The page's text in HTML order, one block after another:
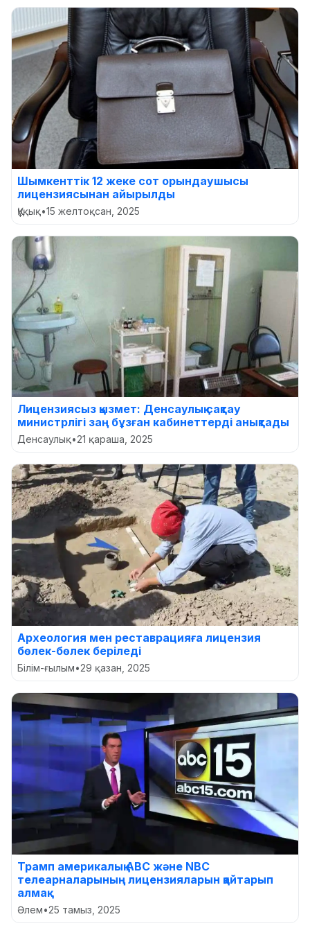
Шымкенттік 12 жеке сот орындаушысы
лицензиясынан айырылды
Құқық•15 желтоқсан, 2025
Лицензиясыз қызмет: Денсаулық сақтау
министрлігі заң бұзған кабинеттерді анықтады
Денсаулық•21 қараша, 2025
Археология мен реставрацияға лицензия
бөлек-бөлек беріледі
Білім-ғылым•29 қазан, 2025
Трамп америкалық ABC және NBC
телеарналарының лицензияларын қайтарып
алмақ
Әлем•25 тамыз, 2025